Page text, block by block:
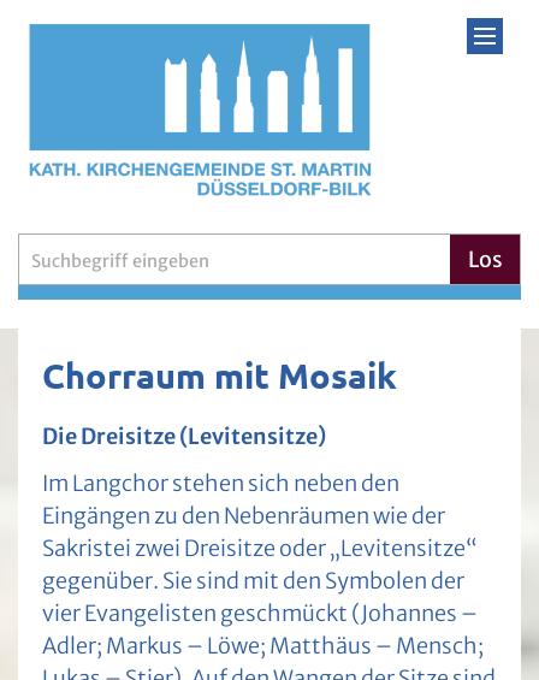
Suche Los
Chorraum mit Mosaik
Die Dreisitze (Levitensitze)
Im Langchor stehen sich neben den
Eingängen zu den Nebenräumen wie der
Sakristei zwei Dreisitze oder „Levitensitze“
gegenüber. Sie sind mit den Symbolen der
vier Evangelisten geschmückt (Johannes –
Adler; Markus – Löwe; Matthäus – Mensch;